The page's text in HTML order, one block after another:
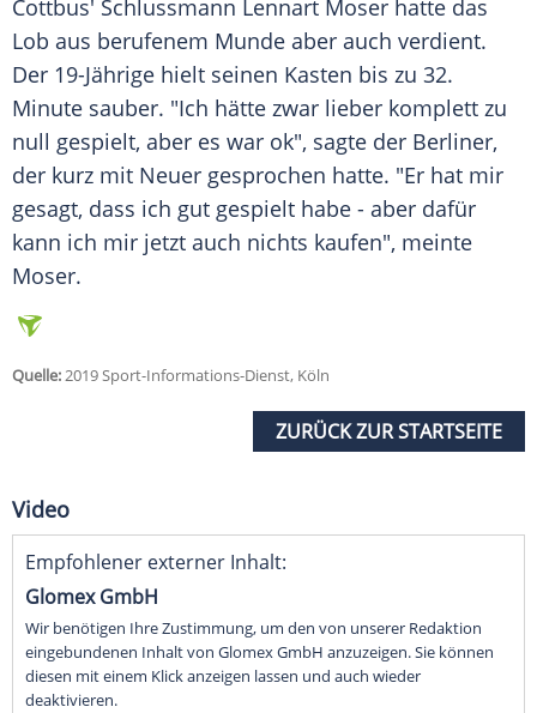
Cottbus' Schlussmann Lennart Moser hatte das
Lob aus berufenem Munde aber auch verdient.
Der 19-Jährige hielt seinen Kasten bis zu 32.
Minute sauber. "Ich hätte zwar lieber komplett zu
null gespielt, aber es war ok", sagte der Berliner,
der kurz mit Neuer gesprochen hatte. "Er hat mir
gesagt, dass ich gut gespielt habe - aber dafür
kann ich mir jetzt auch nichts kaufen", meinte
Moser.
Quelle:2019 Sport-Informations-Dienst, Köln
ZURÜCK ZUR STARTSEITE
Video
Empfohlener externer Inhalt:
Glomex GmbH
Wir benötigen Ihre Zustimmung, um den von unserer Redaktion
eingebundenen Inhalt von Glomex GmbH anzuzeigen. Sie können
diesen mit einem Klick anzeigen lassen und auch wieder
deaktivieren.